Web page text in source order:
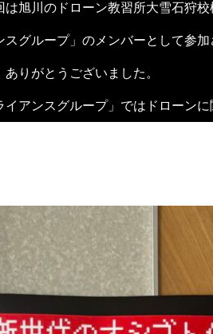
は旭川のドローン教習所大雪石狩
スグループ」のメンバーとして参
りがとうございました。
イアンスグループ」ではドローン